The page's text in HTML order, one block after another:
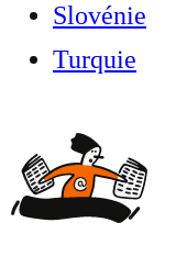
Slovénie
Turquie